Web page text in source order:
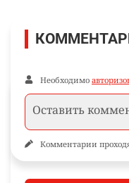
Необходимо
Комментарии